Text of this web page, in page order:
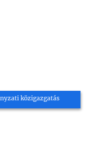
közigazgatás